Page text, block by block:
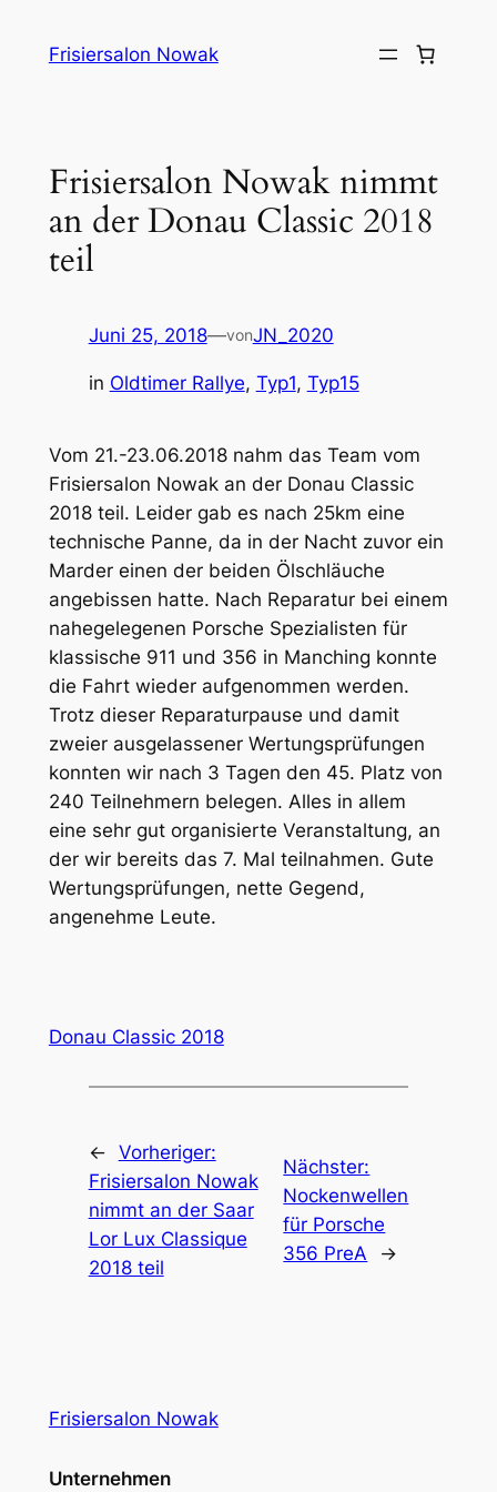
InhaltFrisiersalon Nowak
Frisiersalon Nowak nimmt
an der Donau Classic 2018
teil
Juni 25, 2018—vonJN_2020
in Oldtimer Rallye, Typ1, Typ15
Vom 21.-23.06.2018 nahm das Team vom
Frisiersalon Nowak an der Donau Classic
2018 teil. Leider gab es nach 25km eine
technische Panne, da in der Nacht zuvor ein
Marder einen der beiden Ölschläuche
angebissen hatte. Nach Reparatur bei einem
nahegelegenen Porsche Spezialisten für
klassische 911 und 356 in Manching konnte
die Fahrt wieder aufgenommen werden.
Trotz dieser Reparaturpause und damit
zweier ausgelassener Wertungsprüfungen
konnten wir nach 3 Tagen den 45. Platz von
240 Teilnehmern belegen. Alles in allem
eine sehr gut organisierte Veranstaltung, an
der wir bereits das 7. Mal teilnahmen. Gute
Wertungsprüfungen, nette Gegend,
angenehme Leute.
Donau Classic 2018
← Vorheriger:
Frisiersalon Nowak
nimmt an der Saar
Lor Lux Classique
2018 teil
Nächster:
Nockenwellen
für Porsche
356 PreA
→
Frisiersalon Nowak
Unternehmen